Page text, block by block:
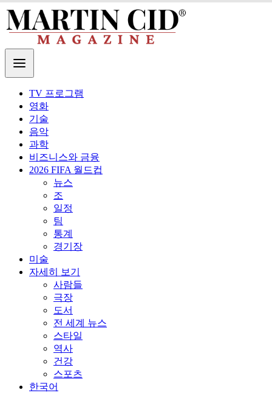
TV 프로그램
영화
기술
음악
과학
비즈니스와 금융
2026 FIFA 월드컵
뉴스
조
일정
팀
통계
경기장
미술
자세히 보기
사람들
극장
도서
전 세계 뉴스
스타일
역사
건강
스포츠
한국어